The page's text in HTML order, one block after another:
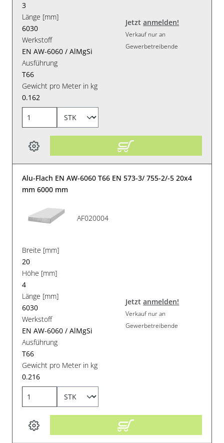
3
Länge [mm]
6030
Werkstoff
EN AW-6060 / AlMgSi
Ausführung
T66
Gewicht pro Meter in kg
0.162
Jetztanmelden!
Verkauf nur an
Gewerbetreibende
Alu-Flach EN AW-6060 T66 EN 573-3/ 755-2/-5 20x4
mm 6000 mm
AF020004
Breite [mm]
20
Höhe [mm]
4
Länge [mm]
6030
Werkstoff
EN AW-6060 / AlMgSi
Ausführung
T66
Gewicht pro Meter in kg
0.216
Jetztanmelden!
Verkauf nur an
Gewerbetreibende